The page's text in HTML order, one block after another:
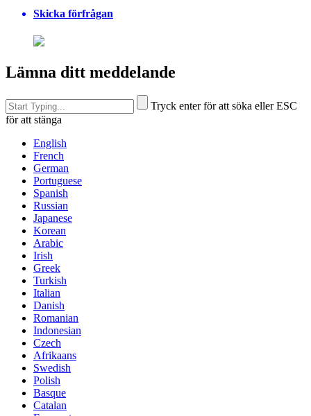
Skicka förfrågan
Lämna ditt meddelande
Tryck enter för att söka eller ESC
för att stänga
English
French
German
Portuguese
Spanish
Russian
Japanese
Korean
Arabic
Irish
Greek
Turkish
Italian
Danish
Romanian
Indonesian
Czech
Afrikaans
Swedish
Polish
Basque
Catalan